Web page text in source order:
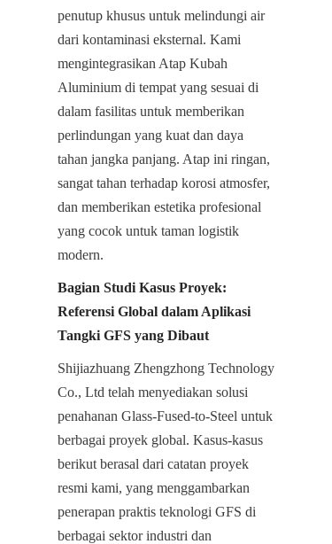
penutup khusus untuk melindungi air
dari kontaminasi eksternal. Kami
mengintegrasikan Atap Kubah
Aluminium di tempat yang sesuai di
dalam fasilitas untuk memberikan
perlindungan yang kuat dan daya
tahan jangka panjang. Atap ini ringan,
sangat tahan terhadap korosi atmosfer,
dan memberikan estetika profesional
yang cocok untuk taman logistik
modern.
Bagian Studi Kasus Proyek:
Referensi Global dalam Aplikasi
Tangki GFS yang Dibaut
Shijiazhuang Zhengzhong Technology
Co., Ltd telah menyediakan solusi
penahanan Glass-Fused-to-Steel untuk
berbagai proyek global. Kasus-kasus
berikut berasal dari catatan proyek
resmi kami, yang menggambarkan
penerapan praktis teknologi GFS di
berbagai sektor industri dan